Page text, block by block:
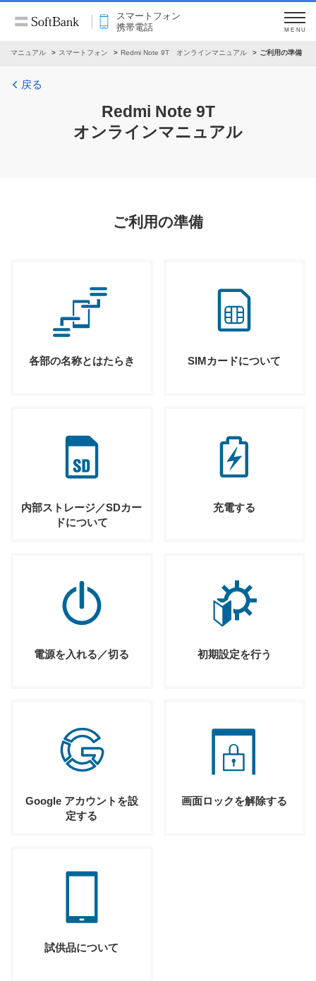
スマートフォン
携帯電話
MENU
ンマニュアル スマートフォン Redmi Note 9T オンラインマニュアル ご利用の準備
戻る
Redmi Note 9T
オンラインマニュアル
ご利用の準備
各部の名称とはたらき SIMカードについて
内部ストレージ／SDカー
ドについて
充電する
電源を入れる／切る 初期設定を行う
Google アカウントを設
定する
画面ロックを解除する
試供品について